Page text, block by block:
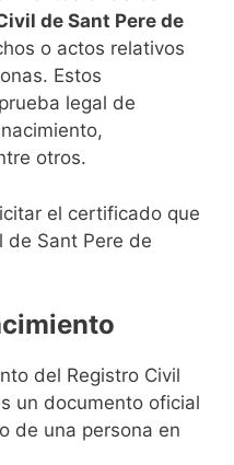
de Sant Pere de
o actos relativos
Estos
legal de
otros.
el certificado que
de Sant Pere de
del Registro Civil
un documento oficial
de una persona en